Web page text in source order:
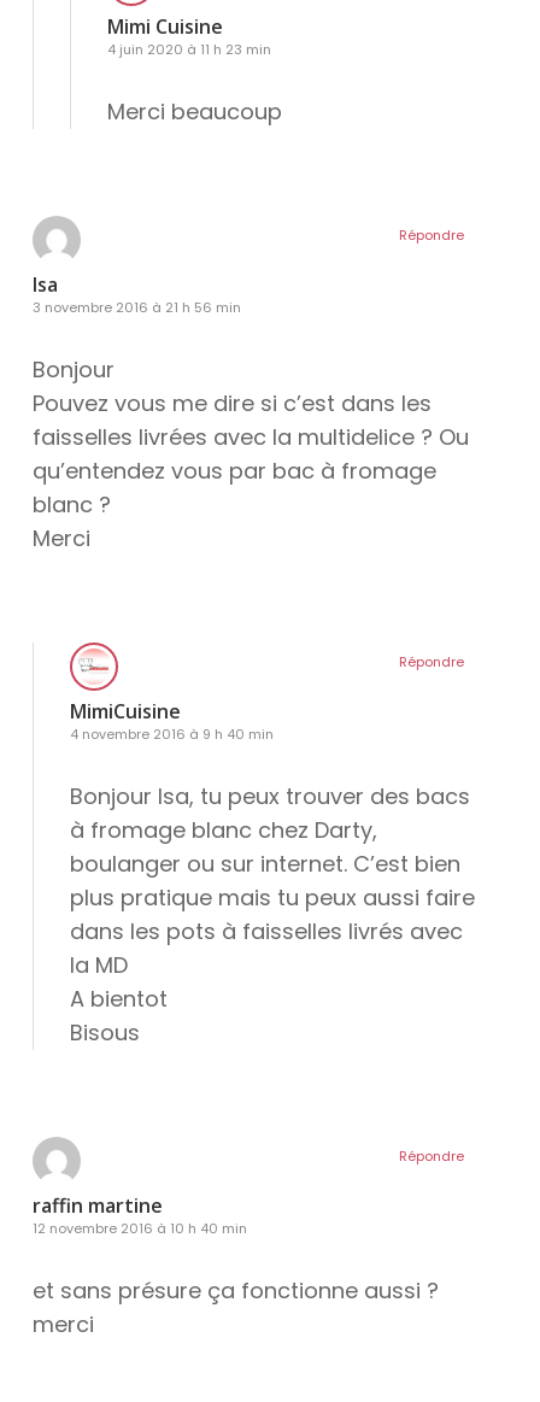
Mimi Cuisine
4 juin 2020 à 11 h 23 min
Merci beaucoup
Isa
3 novembre 2016 à 21 h 56 min
Bonjour
Pouvez vous me dire si c’est dans les
faisselles livrées avec la multidelice ? Ou
qu’entendez vous par bac à fromage
blanc ?
Merci
Répondre
MimiCuisine
4 novembre 2016 à 9 h 40 min
Bonjour Isa, tu peux trouver des bacs
à fromage blanc chez Darty,
boulanger ou sur internet. C’est bien
plus pratique mais tu peux aussi faire
dans les pots à faisselles livrés avec
la MD
A bientot
Bisous
Répondre
raffin martine
12 novembre 2016 à 10 h 40 min
et sans présure ça fonctionne aussi ?
merci
Répondre